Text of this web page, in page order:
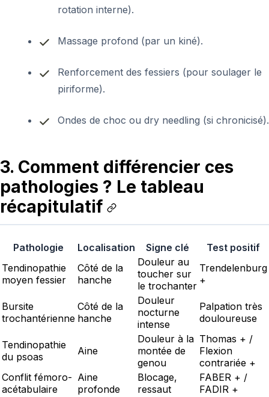
rotation interne).
Massage profond (par un kiné).
Renforcement des fessiers (pour soulager le
piriforme).
Ondes de choc ou dry needling (si chronicisé).
3. Comment différencier ces
pathologies ? Le tableau
récapitulatif
Pathologie Localisation Signe clé
Test positif
Tendinopathie
moyen fessier
Côté de la
hanche
Douleur au
toucher sur
le trochanter
Trendelenburg
+
Bursite
trochantérienne
Côté de la
hanche
Douleur
nocturne
intense
Palpation très
douloureuse
Tendinopathie
du psoas
Aine
Douleur à la
montée de
genou
Thomas + /
Flexion
contrariée +
Conflit fémoro-
acétabulaire
Aine
profonde
Blocage,
ressaut
FABER + /
FADIR +